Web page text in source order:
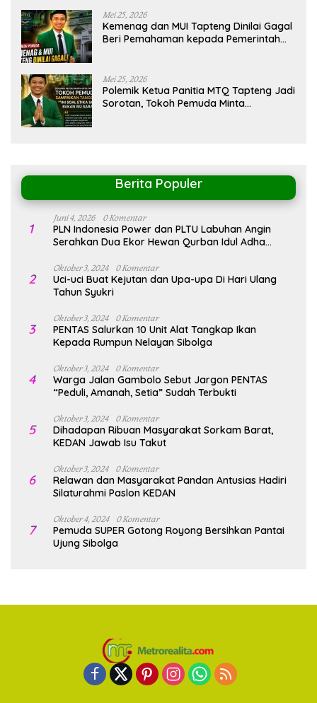
Mei 25, 2026
Kemenag dan MUI Tapteng Dinilai Gagal
Beri Pemahaman kepada Pemerintah
Mei 25, 2026
Polemik Ketua Panitia MTQ Tapteng Jadi
Sorotan, Tokoh Pemuda Minta
Berita Populer
1
Juni 4, 2026 0 Komentar
PLN Indonesia Power dan PLTU Labuhan Angin
Serahkan Dua Ekor Hewan Qurban Idul Adha
2
Oktober 3, 2024 0 Komentar
Uci-uci Buat Kejutan dan Upa-upa Di Hari Ulang
Tahun Syukri
3
Oktober 3, 2024 0 Komentar
PENTAS Salurkan 10 Unit Alat Tangkap Ikan
Kepada Rumpun Nelayan Sibolga
4
Oktober 3, 2024 0 Komentar
Warga Jalan Gambolo Sebut Jargon PENTAS
“Peduli, Amanah, Setia” Sudah Terbukti
5
Oktober 3, 2024 0 Komentar
Dihadapan Ribuan Masyarakat Sorkam Barat,
KEDAN Jawab Isu Takut
6
Oktober 3, 2024 0 Komentar
Relawan dan Masyarakat Pandan Antusias Hadiri
Silaturahmi Paslon KEDAN
7
Oktober 4, 2024 0 Komentar
Pemuda SUPER Gotong Royong Bersihkan Pantai
Ujung Sibolga